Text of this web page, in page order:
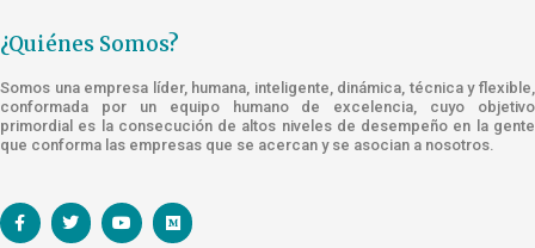
¿Quiénes Somos?
Somos una empresa líder, humana, inteligente, dinámica, técnica y flexible,
conformada por un equipo humano de excelencia, cuyo objetivo
primordial es la consecución de altos niveles de desempeño en la gente
que conforma las empresas que se acercan y se asocian a nosotros.